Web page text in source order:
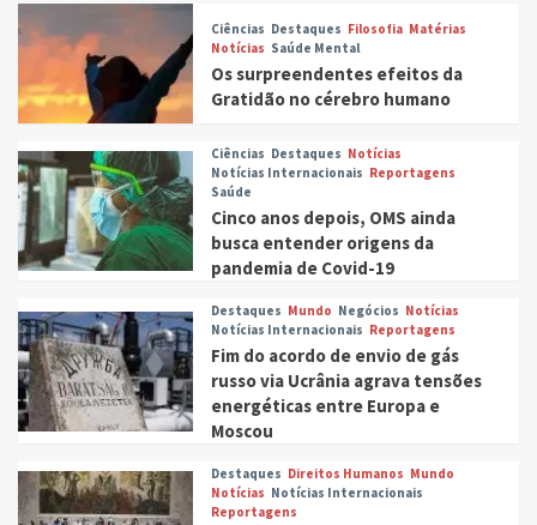
Ciências Destaques Filosofia Matérias
Notícias Saúde Mental
Os surpreendentes efeitos da
Gratidão no cérebro humano
Ciências Destaques Notícias
Notícias Internacionais Reportagens
Saúde
Cinco anos depois, OMS ainda
busca entender origens da
pandemia de Covid-19
Destaques Mundo Negócios Notícias
Notícias Internacionais Reportagens
Fim do acordo de envio de gás
russo via Ucrânia agrava tensões
energéticas entre Europa e
Moscou
Destaques Direitos Humanos Mundo
Notícias Notícias Internacionais
Reportagens